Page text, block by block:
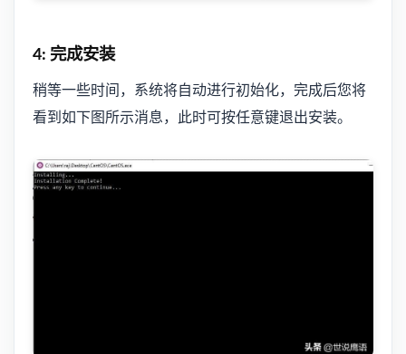
4: 完成安装
稍等一些时间，系统将自动进行初始化，完成后您将
看到如下图所示消息，此时可按任意键退出安装。